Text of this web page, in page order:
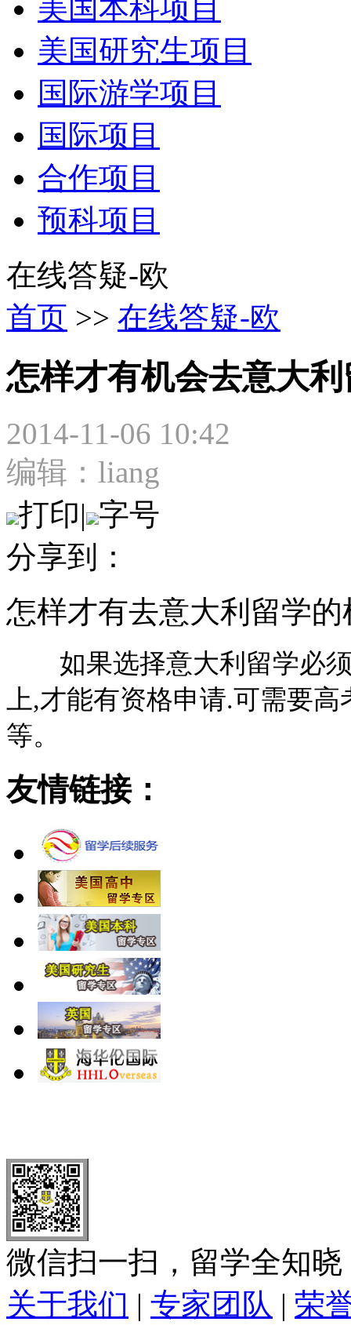
美国本科项目
美国研究生项目
国际游学项目
国际项目
合作项目
预科项目
在线答疑-欧
首页 >> 在线答疑-欧
怎样才有机会去意大
2014-11-06 10:42
编辑：liang
打印| 字号
分享到：
怎样才有去意大利留学的
如果选择意大利留学必须
上,才能有资格申请.可需要
等。
友情链接：
微信扫一扫，留学全知晓
关于我们 | 专家团队 | 荣